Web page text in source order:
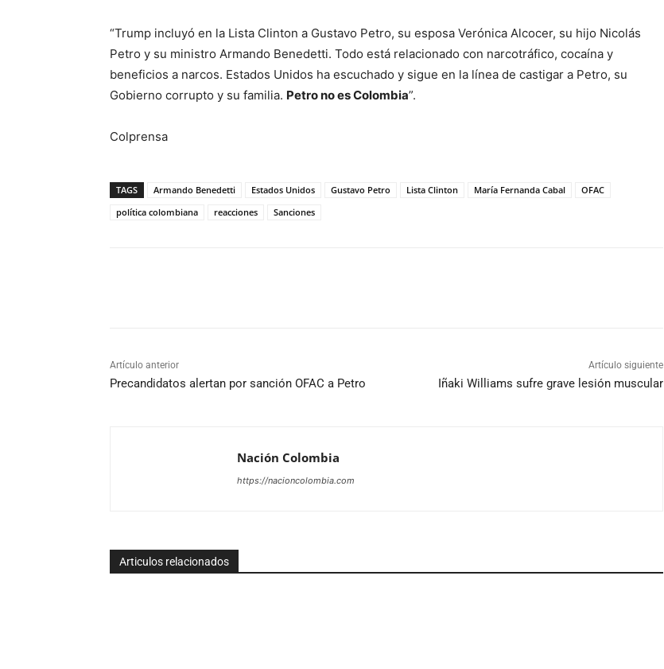
“Trump incluyó en la Lista Clinton a Gustavo Petro, su esposa Verónica Alcocer, su hijo Nicolás
Petro y su ministro Armando Benedetti. Todo está relacionado con narcotráfico, cocaína y
beneficios a narcos. Estados Unidos ha escuchado y sigue en la línea de castigar a Petro, su
Gobierno corrupto y su familia. Petro no es Colombia”.
Colprensa
TAGS Armando Benedetti Estados Unidos Gustavo Petro Lista Clinton María Fernanda Cabal
OFAC
política colombiana
reacciones Sanciones
Artículo anterior
Precandidatos alertan por sanción OFAC a Petro
Artículo siguiente
Iñaki Williams sufre grave lesión muscular
Nación Colombia
https://nacioncolombia.com
Articulos relacionados